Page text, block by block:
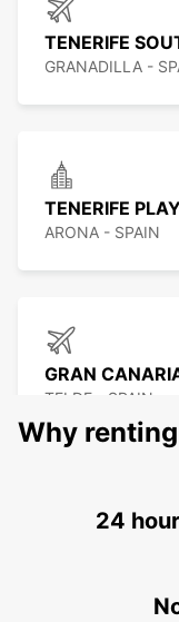
TENERIFE
GRANADILLA -
TENERIFE
ARONA - SPAIN
GRAN
TELDE - SPAIN
Why
24